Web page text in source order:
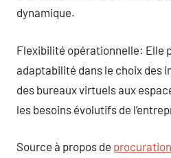
dynamique.
Flexibilité opérationnelle: Elle
adaptabilité dans le choix des
des bureaux virtuels aux
les besoins évolutifs de
Source à propos de